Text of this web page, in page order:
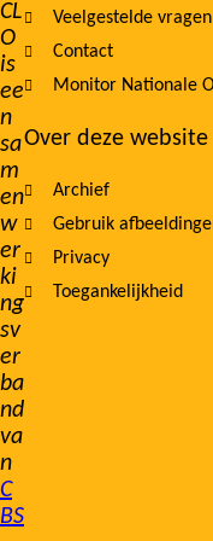
CL
O
is
ee
n
sa
m
en
w
er
ki
ng
sv
er
ba
nd
va
n
C
BS
Veelgestelde vragen
Contact
Monitor Nationale
Over deze website
Archief
Gebruik
Privacy
Toegankelijkheid